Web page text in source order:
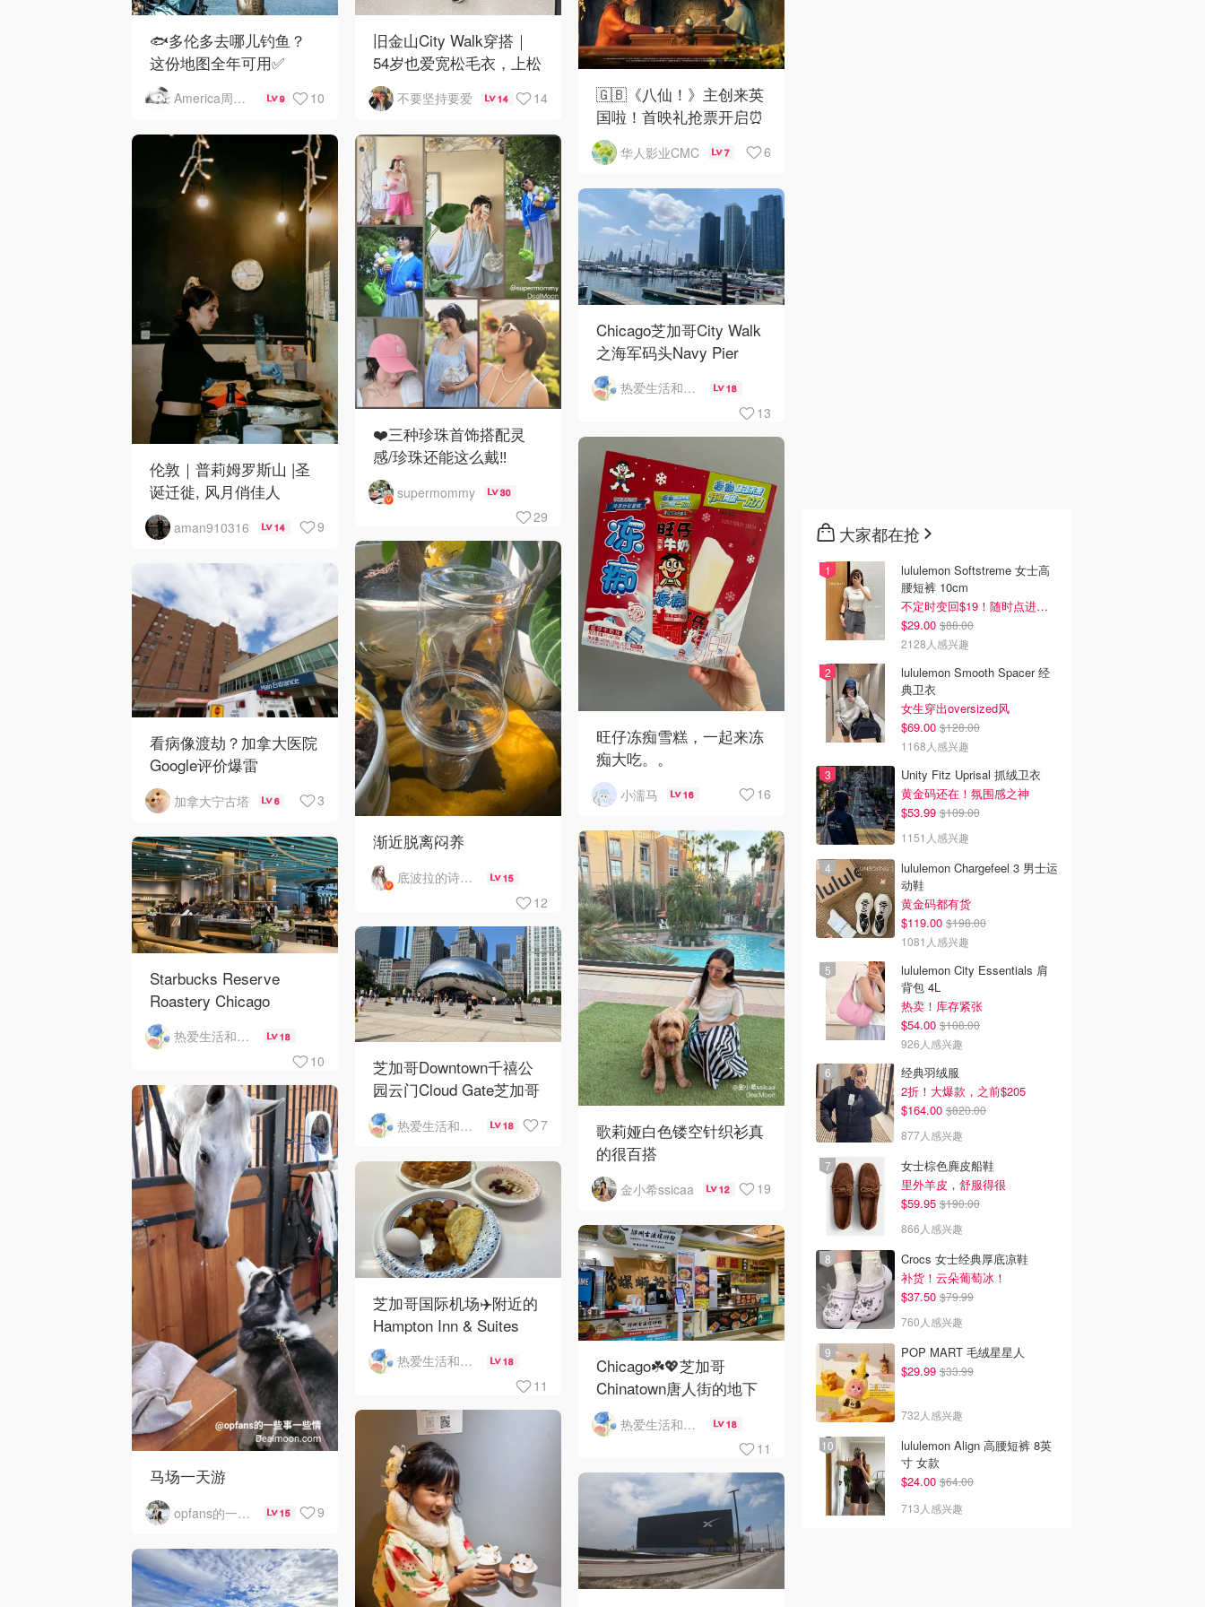
🐟多伦多去哪儿钓鱼？
这份地图全年可用✅
America周末快讯 9 10
旧金山City Walk穿搭｜
54岁也爱宽松毛衣，上松
下紧真的很救比例
不要坚持要爱 14 14
🇬🇧《八仙！》主创来英
国啦！首映礼抢票开启⏰
华人影业CMC 7 6
伦敦｜普莉姆罗斯山 |圣
诞迁徙, 风月俏佳人
aman910316 14 9
❤️三种珍珠首饰搭配灵
感/珍珠还能这么戴‼️
supermommy 30
29
Chicago芝加哥City Walk
之海军码头Navy Pier
热爱生活和自由的轻舞飞扬 18
13
旺仔冻痴雪糕，一起来冻
痴大吃。。
小濡马 16 16
渐近脱离闷养
底波拉的诗与歌 15
12
看病像渡劫？加拿大医院
Google评价爆雷
加拿大宁古塔 6 3
歌莉娅白色镂空针织衫真
的很百搭
金小希ssicaa 12 19
Starbucks Reserve
Roastery Chicago
热爱生活和自由的轻舞飞扬 18
10
芝加哥Downtown千禧公
园云门Cloud Gate芝加哥
河街景❤️鳞次栉比的高楼
热爱生活和自由的轻舞飞扬 18 7
马场一天游
opfans的一些事一些情 15 9
芝加哥国际机场✈️附近的
Hampton Inn & Suites
Rosemont Chicago
O'Hare自助早餐
热爱生活和自由的轻舞飞扬 18
11
Chicago☘️💖芝加哥
Chinatown唐人街的地下
mini小美食城
热爱生活和自由的轻舞飞扬 18
11
大家都在抢
lululemon Softstreme 女士高
腰短裤 10cm
不定时变回$19！随时点进来看
$29.00 $88.00
2128人感兴趣
lululemon Smooth Spacer 经
典卫衣
女生穿出oversized风
$69.00 $128.00
1168人感兴趣
Unity Fitz Uprisal 抓绒卫衣
黄金码还在！氛围感之神
$53.99 $109.00
1151人感兴趣
lululemon Chargefeel 3 男士运
动鞋
黄金码都有货
$119.00 $198.00
1081人感兴趣
lululemon City Essentials 肩
背包 4L
热卖！库存紧张
$54.00 $108.00
926人感兴趣
经典羽绒服
2折！大爆款，之前$205
$164.00 $820.00
877人感兴趣
女士棕色麂皮船鞋
里外羊皮，舒服得很
$59.95 $190.00
866人感兴趣
Crocs 女士经典厚底凉鞋
补货！云朵葡萄冰！
$37.50 $79.99
760人感兴趣
POP MART 毛绒星星人
$29.99 $33.99
732人感兴趣
lululemon Align 高腰短裤 8英
寸 女款
$24.00 $64.00
713人感兴趣